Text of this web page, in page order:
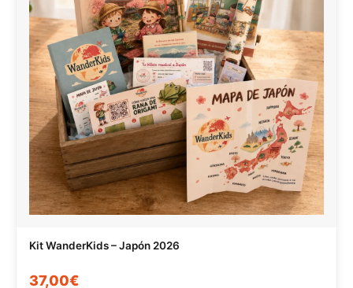
Kit WanderKids – Japón 2026
37,00€